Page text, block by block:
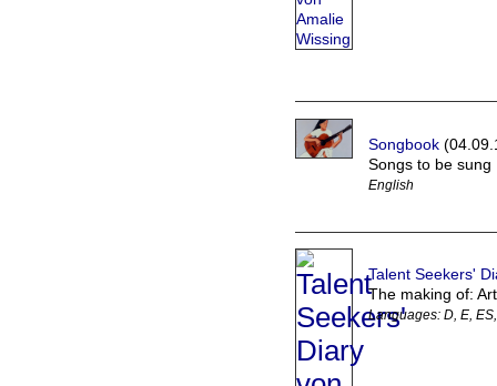
Songbook
Songs to be sung
English
Talent Seekers'
The making of:
Languages: D, E,